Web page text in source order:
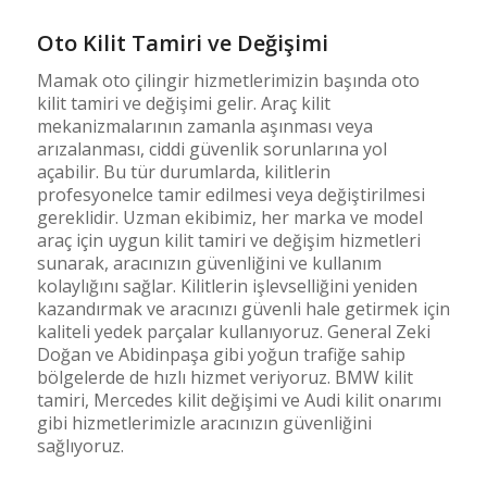
Oto Kilit Tamiri ve Değişimi
Mamak oto çilingir hizmetlerimizin başında oto
kilit tamiri ve değişimi gelir. Araç kilit
mekanizmalarının zamanla aşınması veya
arızalanması, ciddi güvenlik sorunlarına yol
açabilir. Bu tür durumlarda, kilitlerin
profesyonelce tamir edilmesi veya değiştirilmesi
gereklidir. Uzman ekibimiz, her marka ve model
araç için uygun kilit tamiri ve değişim hizmetleri
sunarak, aracınızın güvenliğini ve kullanım
kolaylığını sağlar. Kilitlerin işlevselliğini yeniden
kazandırmak ve aracınızı güvenli hale getirmek için
kaliteli yedek parçalar kullanıyoruz. General Zeki
Doğan ve Abidinpaşa gibi yoğun trafiğe sahip
bölgelerde de hızlı hizmet veriyoruz. BMW kilit
tamiri, Mercedes kilit değişimi ve Audi kilit onarımı
gibi hizmetlerimizle aracınızın güvenliğini
sağlıyoruz.